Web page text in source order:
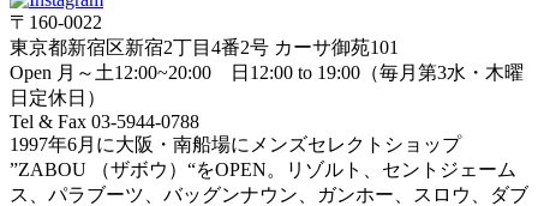
〒160-0022
東京都新宿区新宿2丁目4番2号 カーサ御苑101
Open 月～土12:00~20:00 日12:00 to 19:00（毎月第3水・木曜
日定休日）
Tel & Fax 03-5944-0788
1997年6月に大阪・南船場にメンズセレクトショップ
”ZABOU （ザボウ）“をOPEN。リゾルト、セントジェーム
ス、パラブーツ、バッグンナウン、ガンホー、スロウ、ダブ